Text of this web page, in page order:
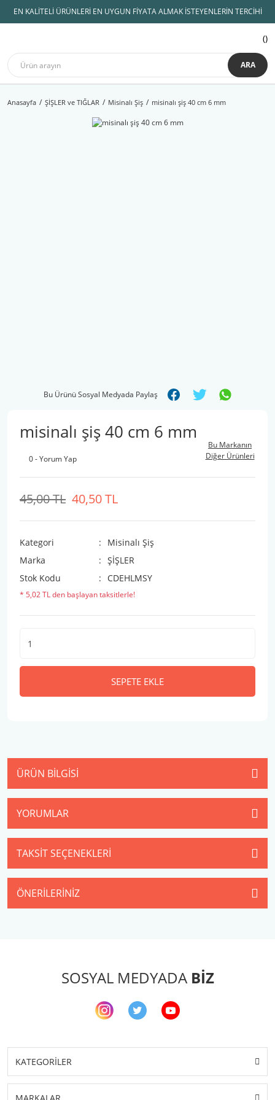
EN KALİTELİ ÜRÜNLERİ EN UYGUN FİYATA ALMAK İSTEYENLERİN TERCİHİ
ARA
Anasayfa ŞİŞLER ve TIĞLAR Misinalı Şiş misinalı şiş 40 cm 6 mm
Bu Ürünü Sosyal Medyada Paylaş
misinalı şiş 40 cm 6 mm
0 - Yorum Yap
Bu Markanın
Diğer Ürünleri
40,50 TL
45,00 TL
Kategori
Misinalı Şiş
Marka
ŞİŞLER
Stok Kodu
CDEHLMSY
* 5,02 TL den başlayan taksitlerle!
SEPETE EKLE
ÜRÜN BILGISI
YORUMLAR
TAKSIT SEÇENEKLERI
ÖNERILERINIZ
SOSYAL MEDYADA BİZ
KATEGORİLER